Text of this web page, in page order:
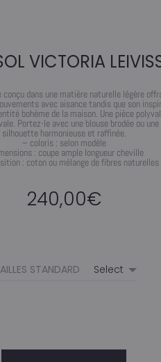
VICTORIA
dans une matière naturelle légère
avec aisance tandis que son
bohème de la maison. Une pièce
Portez-le avec une blouse brodée ou
silhouette harmonieuse et raffinée.
– coloris : selon modèle
: coupe ample longueur cheville
: coton ou mélange de fibres naturelles
240,00€
STANDARD